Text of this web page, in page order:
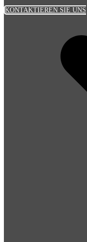
KONTAKTIEREN SIE UNS